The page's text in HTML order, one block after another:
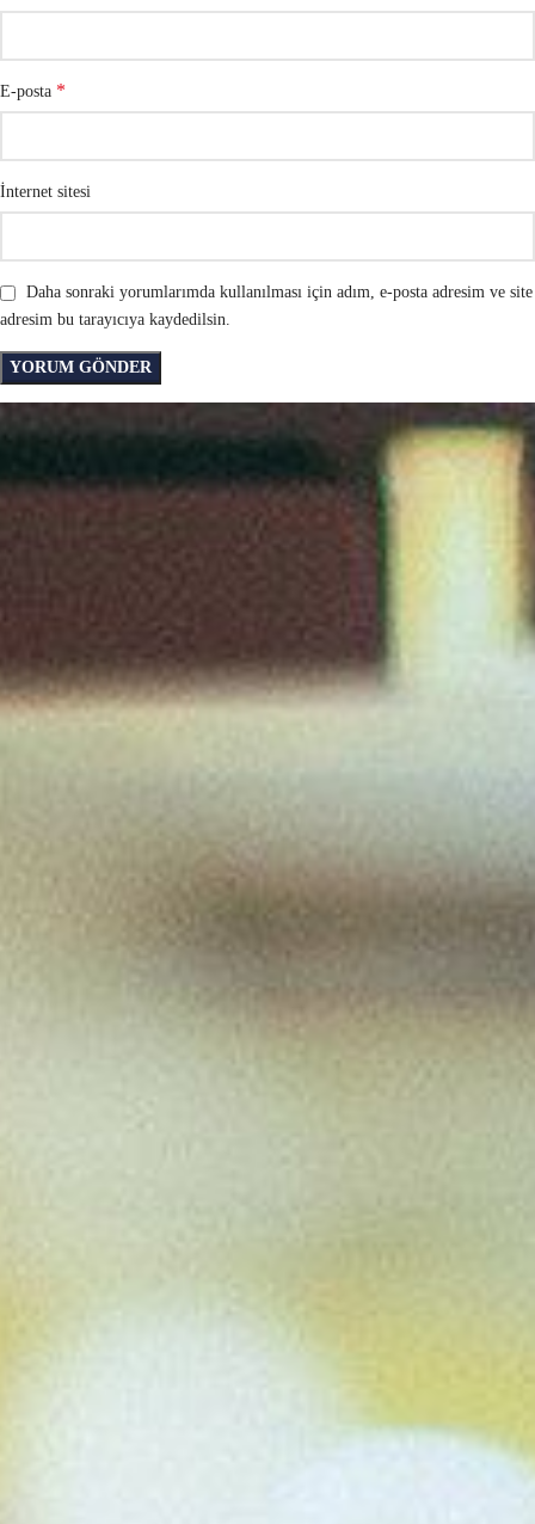
E-posta *
İnternet sitesi
Daha sonraki yorumlarımda kullanılması için adım, e-posta adresim ve site
adresim bu tarayıcıya kaydedilsin.